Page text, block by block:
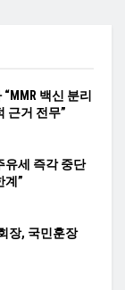
백신 분리
근거 전무”
유세 즉각 중단
계”
장, 국민훈장